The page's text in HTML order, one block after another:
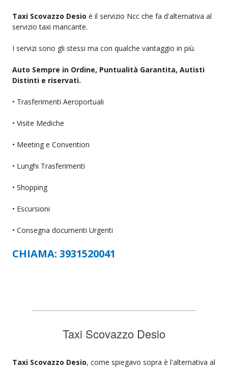
Taxi Scovazzo Desio è il servizio Ncc che fa d'alternativa al
servizio taxi mancante.
I servizi sono gli stessi ma con qualche vantaggio in più.
Auto Sempre in Ordine, Puntualità Garantita, Autisti
Distinti e riservati.
• Trasferimenti Aeroportuali
• Visite Mediche
• Meeting e Convention
• Lunghi Trasferimenti
• Shopping
• Escursioni
• Consegna documenti Urgenti
CHIAMA: 3931520041
Taxi Scovazzo Desio
Taxi Scovazzo Desio, come spiegavo sopra è l'alternativa al